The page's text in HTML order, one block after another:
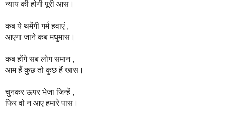
न्याय की होगी पूरी आस।
कब ये थमेंगी गर्म हवाएं ,
आएगा जाने कब मधुमास।
कब होंगे सब लोग समान ,
आम हैं कुछ तो कुछ हैं खास।
चुनकर ऊपर भेजा जिन्हें ,
फिर वो न आए हमारे पास।